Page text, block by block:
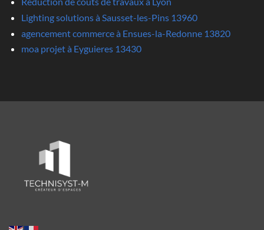
Lighting solutions à Sausset-les-Pins 13960
agencement commerce à Ensues-la-Redonne 13820
moa projet à Eyguieres 13430